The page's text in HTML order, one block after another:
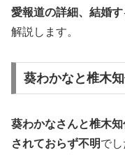
愛報道の詳細、結婚
解説します。
葵わかなと椎木
葵わかなさんと椎木
されておらず不明でし